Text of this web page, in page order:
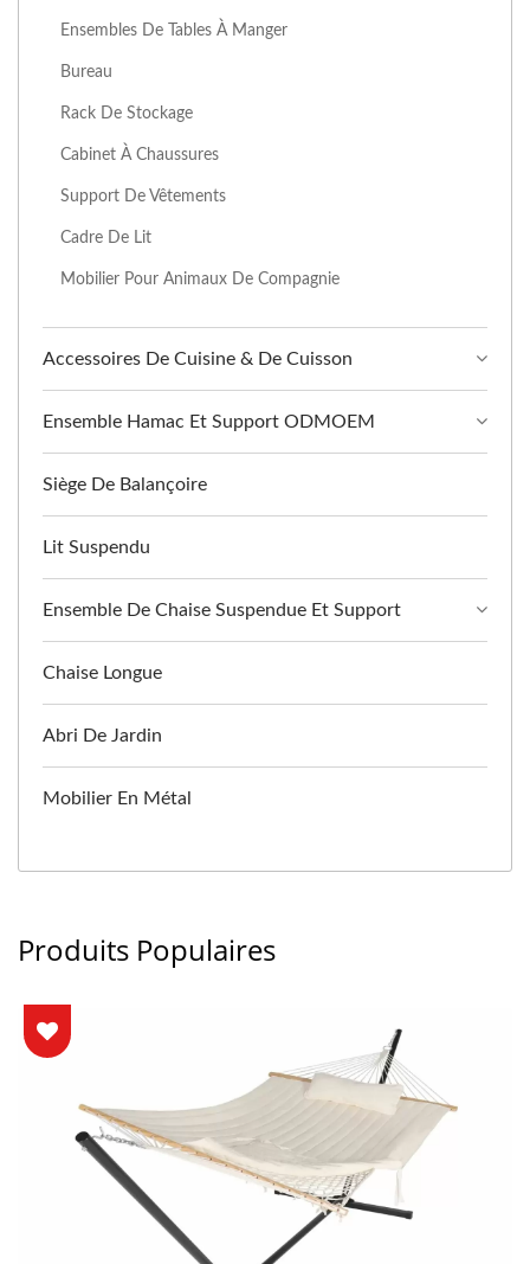
Ensembles De Tables À Manger
Bureau
Rack De Stockage
Cabinet À Chaussures
Support De Vêtements
Cadre De Lit
Mobilier Pour Animaux De Compagnie
Accessoires De Cuisine & De Cuisson
Ensemble Hamac Et Support ODMOEM
Siège De Balançoire
Lit Suspendu
Ensemble De Chaise Suspendue Et Support
Chaise Longue
Abri De Jardin
Mobilier En Métal
Produits Populaires